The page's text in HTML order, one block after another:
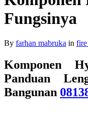
Fungsinya
By farhan mabruka in
Komponen
Panduan
Bangunan